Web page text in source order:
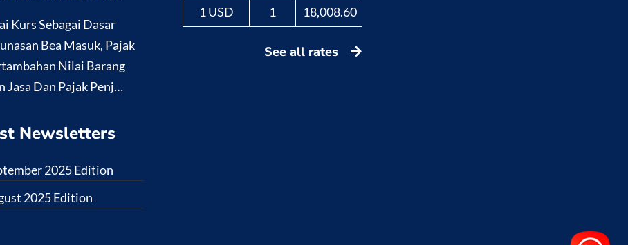
Kurs Sebagai Dasar
Bea Masuk, Pajak
Nilai Barang
Jasa Dan Pajak Penj…
Newsletters
2025 Edition
2025 Edition
1 USD
1 18,008.60
See all rates